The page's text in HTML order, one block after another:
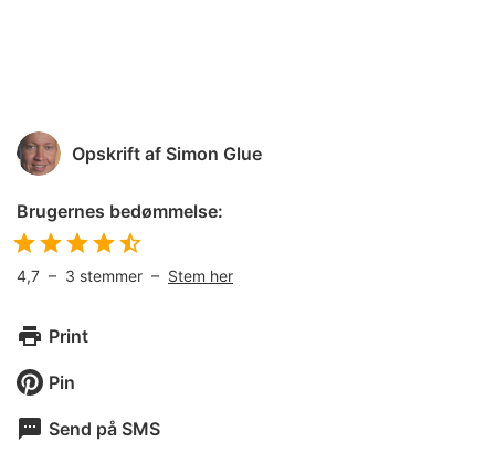
Opskrift af Simon Glue
Brugernes bedømmelse:
4,7 – 3 stemmer – Stem her
Print
Pin
Send på SMS